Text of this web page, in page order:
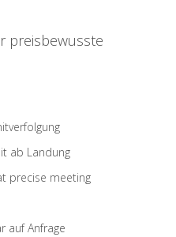
preisbewusste
ab Landung
precise meeting
auf Anfrage